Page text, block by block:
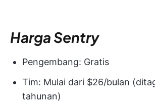
Harga Sentry
Pengembang: Gratis
Tim: Mulai dari $26/bulan
tahunan)